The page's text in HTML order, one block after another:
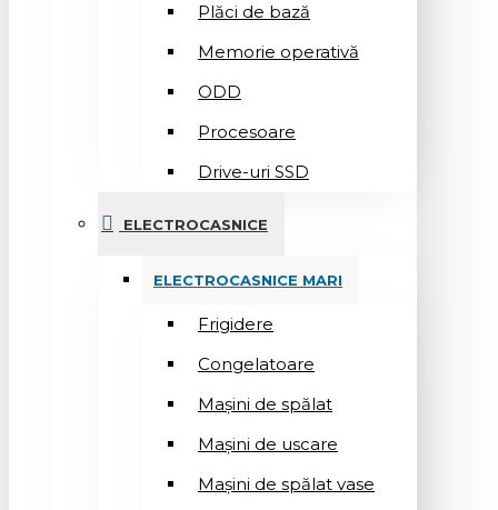
Plăci de bază
Memorie operativă
ODD
Procesoare
Drive-uri SSD
ELECTROCASNICE
ELECTROCASNICE MARI
Frigidere
Congelatoare
Mașini de spălat
Mașini de uscare
Mașini de spălat vase